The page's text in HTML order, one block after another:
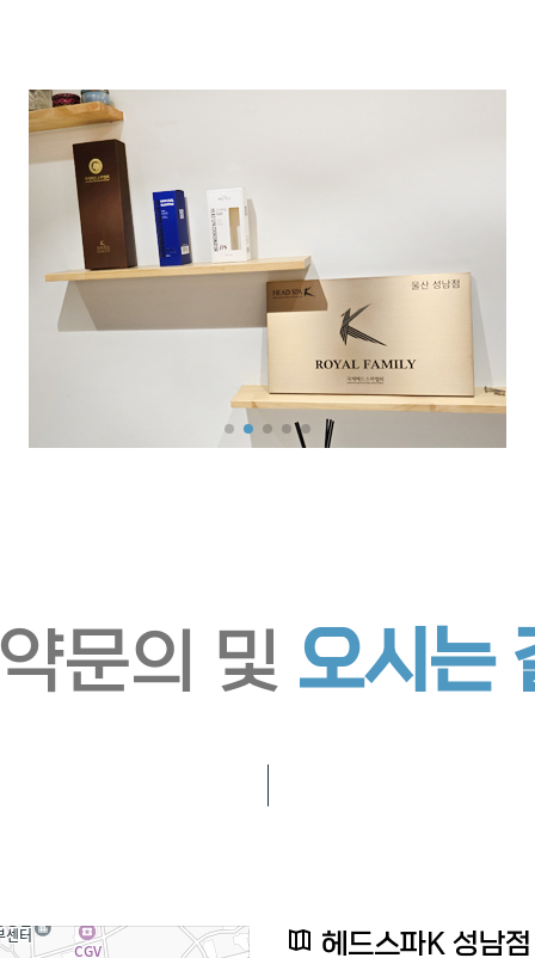
문의 및 오시는
헤드스파K 성남점